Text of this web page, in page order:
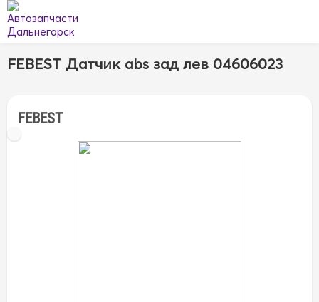
FEBEST Датчик abs зад лев 04606023
FEBEST